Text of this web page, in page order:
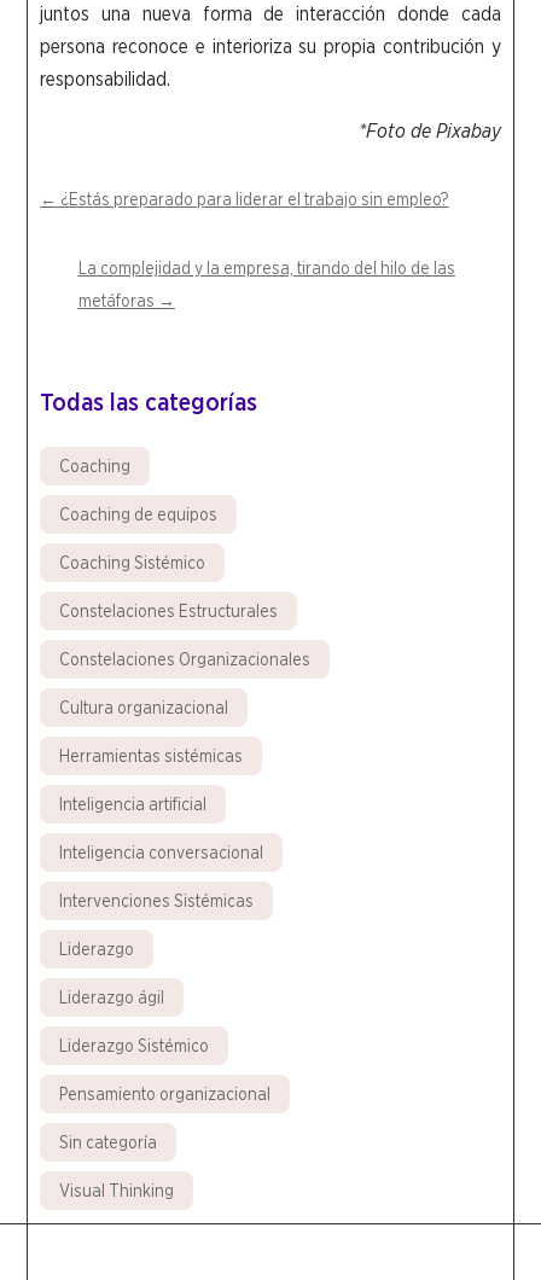
juntos una nueva forma de interacción donde cada
persona reconoce e interioriza su propia contribución y
responsabilidad.
*Foto de Pixabay
← ¿Estás preparado para liderar el trabajo sin empleo?
La complejidad y la empresa, tirando del hilo de las
metáforas →
Todas las categorías
Coaching
Coaching de equipos
Coaching Sistémico
Constelaciones Estructurales
Constelaciones Organizacionales
Cultura organizacional
Herramientas sistémicas
Inteligencia artificial
Inteligencia conversacional
Intervenciones Sistémicas
Liderazgo
Liderazgo ágil
Liderazgo Sistémico
Pensamiento organizacional
Sin categoría
Visual Thinking